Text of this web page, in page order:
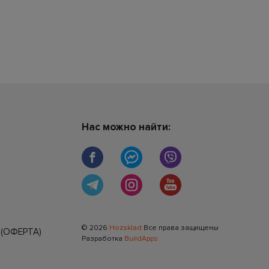
Нас можно найти:
© 2026 Hozsklad Все права защищены
Разработка BuildApps